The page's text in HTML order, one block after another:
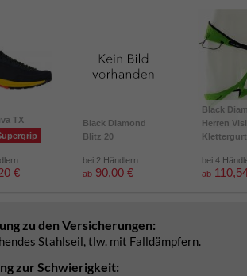
TX
€
Black Diamond
Blitz 20
bei 2 Händlern
ab 90,00 €
Black
Herren
Klettergurt
bei 4
ab
zu den Versicherungen:
Stahlseil, tlw. mit Falldämpfern.
zur Schwierigkeit: